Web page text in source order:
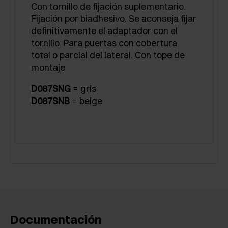
Con tornillo de fijación suplementario.
Fijación por biadhesivo. Se aconseja fijar
definitivamente el adaptador con el
tornillo. Para puertas con cobertura
total o parcial del lateral. Con tope de
montaje
D087SNG = gris
D087SNB = beige
Documentación